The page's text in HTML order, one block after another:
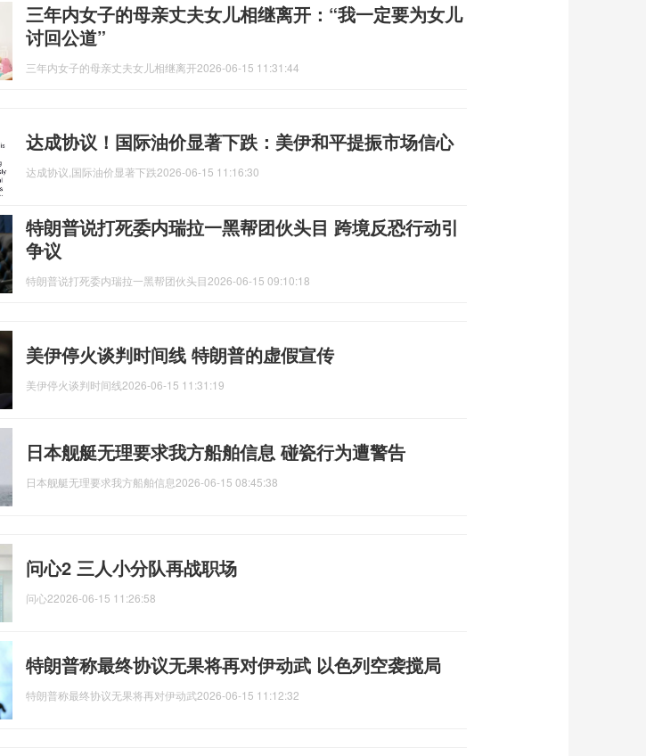
三年内女子的母亲丈夫女儿相继离开：“我一定要为女儿
讨回公道”
三年内女子的母亲丈夫女儿相继离开2026-06-15 11:31:44
达成协议！国际油价显著下跌：美伊和平提振市场信心
达成协议,国际油价显著下跌2026-06-15 11:16:30
特朗普说打死委内瑞拉一黑帮团伙头目 跨境反恐行动引
争议
特朗普说打死委内瑞拉一黑帮团伙头目2026-06-15 09:10:18
美伊停火谈判时间线 特朗普的虚假宣传
美伊停火谈判时间线2026-06-15 11:31:19
日本舰艇无理要求我方船舶信息 碰瓷行为遭警告
日本舰艇无理要求我方船舶信息2026-06-15 08:45:38
问心2 三人小分队再战职场
问心22026-06-15 11:26:58
特朗普称最终协议无果将再对伊动武 以色列空袭搅局
特朗普称最终协议无果将再对伊动武2026-06-15 11:12:32